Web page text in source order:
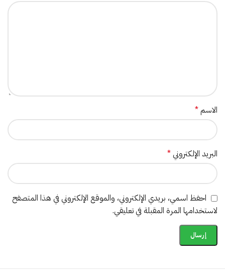
الاسم*
البريد الإلكتروني*
احفظ اسمي، بريدي الإلكتروني، والموقع الإلكتروني في هذا المتصفح
لاستخدامها المرة المقبلة في تعليقي.